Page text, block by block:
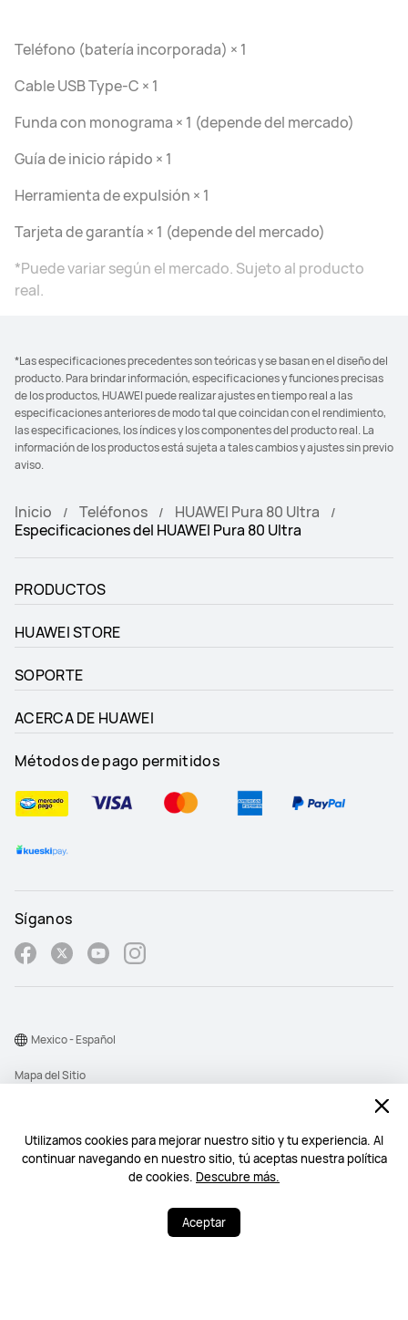
Utilizamos cookies para mejorar nuestro sitio y tu experiencia. Al
continuar navegando en nuestro sitio, tú aceptas nuestra política
de cookies. Descubre más.
Aceptar
Teléfono (batería incorporada) × 1
Cable USB Type-C × 1
Funda con monograma × 1 (depende del mercado)
Guía de inicio rápido × 1
Herramienta de expulsión × 1
Tarjeta de garantía × 1 (depende del mercado)
*Puede variar según el mercado. Sujeto al producto
real.
*Las especificaciones precedentes son teóricas y se basan en el diseño del
producto. Para brindar información, especificaciones y funciones precisas
de los productos, HUAWEI puede realizar ajustes en tiempo real a las
especificaciones anteriores de modo tal que coincidan con el rendimiento,
las especificaciones, los índices y los componentes del producto real. La
información de los productos está sujeta a tales cambios y ajustes sin previo
aviso.
Inicio Teléfonos
HUAWEI Pura 80 Ultra
Especificaciones del HUAWEI Pura 80 Ultra
PRODUCTOS
HUAWEI STORE
SOPORTE
ACERCA DE HUAWEI
Métodos de pago permitidos
Síganos
©2026 Huawei Device Co., Ltd. All rights reserved.
Mapa del Sitio
Declaración de privacidad
Mexico - Español